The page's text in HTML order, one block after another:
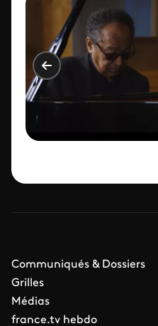
Communiqués & Dossiers
Grilles
Médias
france.tv hebdo